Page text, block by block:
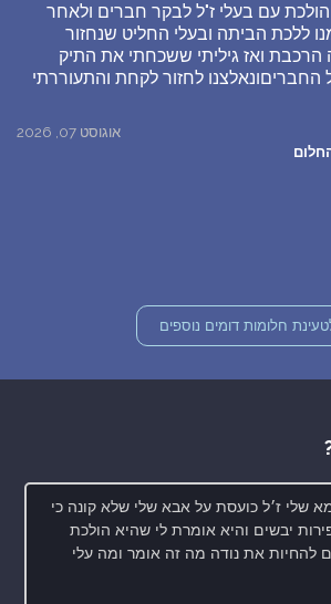
עם בעלי ז"ל לבקר חברים ולאחר
ללכת הביתה ובעלי החליט שנחזור
ואז גיליתי ששכחתי את התיק
החבריםונאלצנו לחזור לקחת והתעוררתי
אוגוסט 07, 2026
חלומות דומים נוספים